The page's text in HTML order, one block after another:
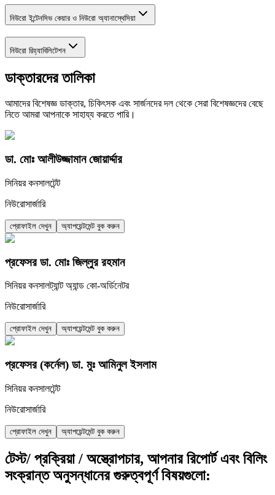
নিউরো ইন্টেনসিভ কেয়ার ও নিউরো অ্যানাস্থেসিয়া
নিউরো রিহ্যাবিলিটেশন
ডাক্তারদের তালিকা
আমাদের বিশেষজ্ঞ ডাক্তার, চিকিৎসক এবং সার্জনদের দল থেকে সেরা বিশেষজ্ঞদের বেছে
নিতে আমরা আপনাকে সাহায্য করতে পারি।
ডা. মোঃ আলীউজ্জামান জোয়ার্দ্দার
সিনিয়র কনসালটেন্ট
নিউরোসার্জারি
প্রোফাইল দেখুন অ্যাপয়েন্টমেন্ট বুক করুন
প্রফেসর ডা. মোঃ জিল্লুর রহমান
সিনিয়র কনসালট্যান্ট অ্যান্ড কো-অর্ডিনেটর
নিউরোসার্জারি
প্রোফাইল দেখুন অ্যাপয়েন্টমেন্ট বুক করুন
প্রফেসর (কর্নেল) ডা. মুঃ আমিনুল ইসলাম
সিনিয়র কনসালটেন্ট
নিউরোসার্জারি
প্রোফাইল দেখুন অ্যাপয়েন্টমেন্ট বুক করুন
টেস্ট/ প্রক্রিয়া / অস্ত্রোপচার, আপনার রিপোর্ট এবং বিলিং
সংক্রান্ত অনুসন্ধানের গুরুত্বপূর্ণ বিষয়গুলো: